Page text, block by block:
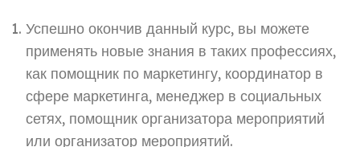
Успешно окончив данный курс, вы можете
применять новые знания в таких профессиях,
как помощник по маркетингу, координатор в
сфере маркетинга, менеджер в социальных
сетях, помощник организатора мероприятий
или организатор мероприятий.